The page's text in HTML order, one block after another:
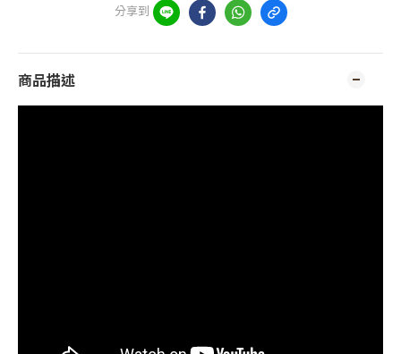
分享到
商品描述